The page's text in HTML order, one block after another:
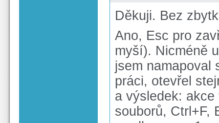
Děkuji. Bez
Ano, Esc pro
myší). Nicméně
jsem namapoval
práci, otevřel
a výsledek:
souborů, Ctrl+F,